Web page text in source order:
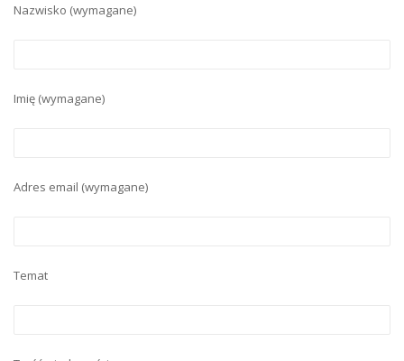
Nazwisko (wymagane)
Imię (wymagane)
Adres email (wymagane)
Temat